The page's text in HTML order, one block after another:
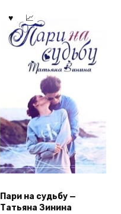
Пари на судьбу —
Татьяна Зинина